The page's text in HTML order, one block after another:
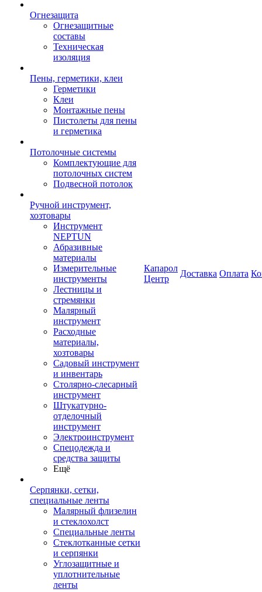
Огнезащита
Огнезащитные
составы
Техническая
изоляция
Пены, герметики, клеи
Герметики
Клеи
Монтажные пены
Пистолеты для пены
и герметика
Потолочные системы
Комплектующие для
потолочных систем
Подвесной потолок
Ручной инструмент,
хозтовары
Инструмент
NEPTUN
Абразивные
материалы
Измерительные
инструменты
Лестницы и
стремянки
Малярный
инструмент
Расходные
материалы,
хозтовары
Садовый инструмент
и инвентарь
Столярно-слесарный
инструмент
Штукатурно-
отделочный
инструмент
Электроинструмент
Спецодежда и
средства защиты
Ещё
Серпянки, сетки,
специальные ленты
Малярный флизелин
и стеклохолст
Специальные ленты
Стеклотканные сетки
и серпянки
Углозащитные и
уплотнительные
ленты
Капарол
Центр
Доставка Оплата